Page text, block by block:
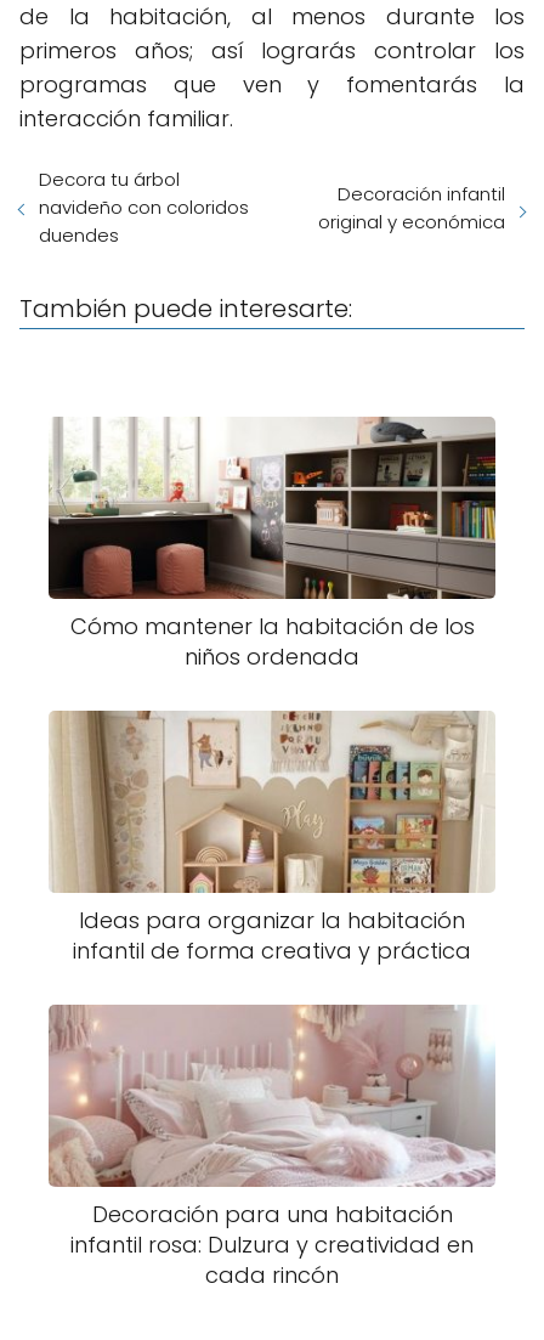
de la habitación, al menos durante los
primeros años; así lograrás controlar los
programas que ven y fomentarás la
interacción familiar.
Decora tu árbol
navideño con coloridos
duendes
Decoración infantil
original y económica
También puede interesarte:
Cómo mantener la habitación de los
niños ordenada
Ideas para organizar la habitación
infantil de forma creativa y práctica
Decoración para una habitación
infantil rosa: Dulzura y creatividad en
cada rincón